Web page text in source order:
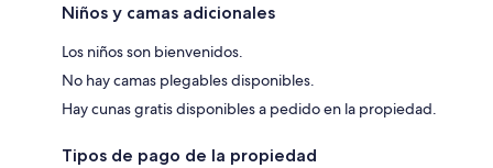
Niños y camas adicionales
Los niños son bienvenidos.
No hay camas plegables disponibles.
Hay cunas gratis disponibles a pedido en la propiedad.
Tipos de pago de la propiedad